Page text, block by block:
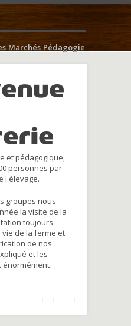
Marchés Pédagogie
et pédagogique,
personnes par
l'élevage.
groupes nous
la visite de la
toujours
vie de la ferme et
de nos
et les
énormément